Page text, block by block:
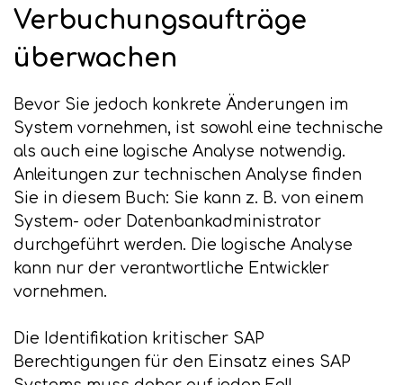
Verbuchungsaufträge
überwachen
Bevor Sie jedoch konkrete Änderungen im
System vornehmen, ist sowohl eine technische
als auch eine logische Analyse notwendig.
Anleitungen zur technischen Analyse finden
Sie in diesem Buch: Sie kann z. B. von einem
System- oder Datenbankadministrator
durchgeführt werden. Die logische Analyse
kann nur der verantwortliche Entwickler
vornehmen.
Die Identifikation kritischer SAP
Berechtigungen für den Einsatz eines SAP